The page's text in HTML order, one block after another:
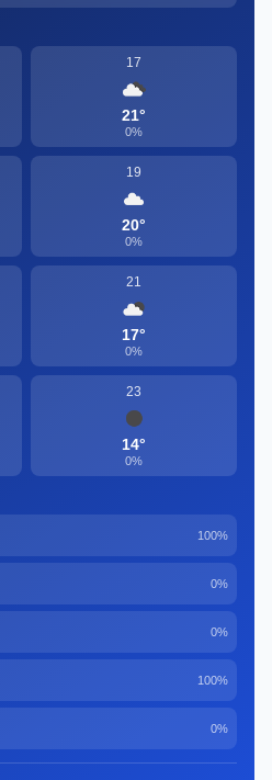
17
21°
0%
19
20°
0%
21
17°
0%
23
14°
0%
100%
0%
0%
100%
0%